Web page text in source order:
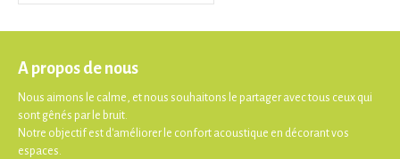
A propos de nous
Nous aimons le calme, et nous souhaitons le partager avec tous ceux qui
sont gênés par le bruit.
Notre objectif est d'améliorer le confort acoustique en décorant vos
espaces.